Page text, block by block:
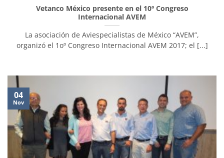
Vetanco México presente en el 10º Congreso
Internacional AVEM
La asociación de Aviespecialistas de México “AVEM”,
organizó el 1oº Congreso Internacional AVEM 2017; el [...]
04
Nov